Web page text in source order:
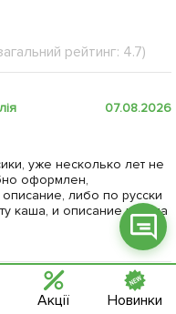
рейтинг: 4.7)
07.08.2026
уже несколько лет не
оформлен,
либо по русски
каша, и описание иногда
25.07.2026
Телеграм
Акції Новинки